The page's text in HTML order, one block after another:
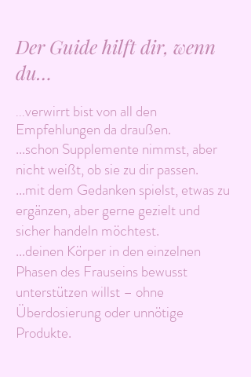
Der Guide hilft dir, wenn
du…
...verwirrt bist von all den
Empfehlungen da draußen.
...schon Supplemente nimmst, aber
nicht weißt, ob sie zu dir passen.
...mit dem Gedanken spielst, etwas zu
ergänzen, aber gerne gezielt und
sicher handeln möchtest.
...deinen Körper in den einzelnen
Phasen des Frauseins bewusst
unterstützen willst – ohne
Überdosierung oder unnötige
Produkte.